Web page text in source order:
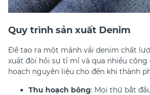
Quy trình sản xuất Denim
Để tạo ra một mảnh vải denim chất
xuất đòi hỏi sự tỉ mỉ và qua nhiều công
hoạch nguyên liệu cho đến khi thành
Thu hoạch bông: Mọi thứ bắt